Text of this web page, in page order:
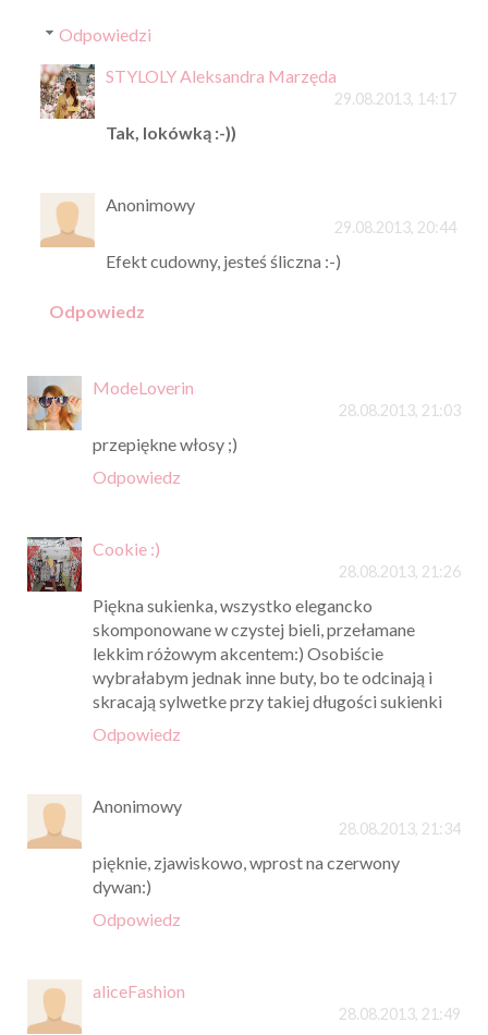
Odpowiedzi
STYLOLY Aleksandra Marzęda
29.08.2013, 14:17
Tak, lokówką :-))
Anonimowy
29.08.2013, 20:44
Efekt cudowny, jesteś śliczna :-)
Odpowiedz
ModeLoverin
28.08.2013, 21:03
przepiękne włosy ;)
Odpowiedz
Cookie :)
28.08.2013, 21:26
Piękna sukienka, wszystko elegancko
skomponowane w czystej bieli, przełamane
lekkim różowym akcentem:) Osobiście
wybrałabym jednak inne buty, bo te odcinają i
skracają sylwetke przy takiej długości sukienki
Odpowiedz
Anonimowy
28.08.2013, 21:34
pięknie, zjawiskowo, wprost na czerwony
dywan:)
Odpowiedz
aliceFashion
28.08.2013, 21:49